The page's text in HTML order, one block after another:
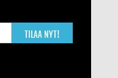
TILAA NYT!